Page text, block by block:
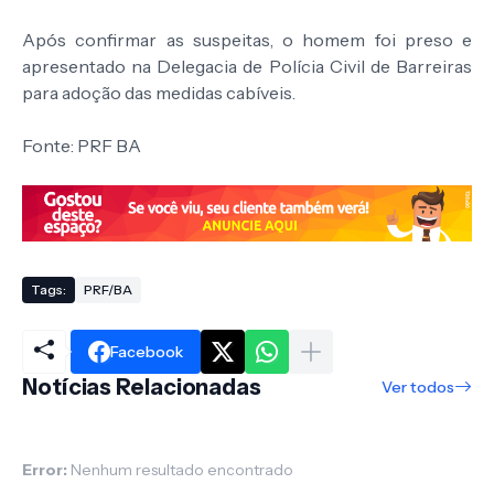
Após confirmar as suspeitas, o homem foi preso e
apresentado na Delegacia de Polícia Civil de Barreiras
para adoção das medidas cabíveis.
Fonte: PRF BA
Tags: PRF/BA
Facebook
Notícias Relacionadas Ver todos
Error: Nenhum resultado encontrado